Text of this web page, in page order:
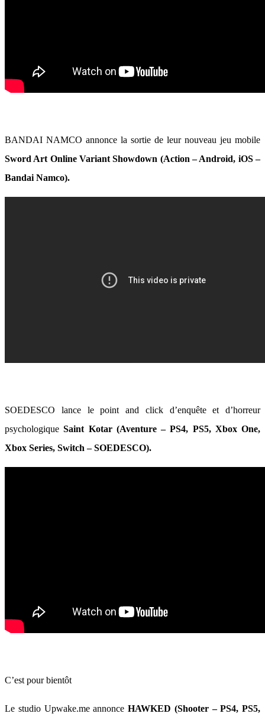
BANDAI NAMCO annonce la sortie de leur nouveau jeu mobile
Sword Art Online Variant Showdown (Action – Android, iOS –
Bandai Namco).
SOEDESCO lance le point and click d’enquête et d’horreur
psychologiqueSaint Kotar (Aventure – PS4, PS5, Xbox One,
Xbox Series, Switch – SOEDESCO).
C’est pour bientôt
Le studio Upwake.me annonce HAWKED (Shooter – PS4, PS5,